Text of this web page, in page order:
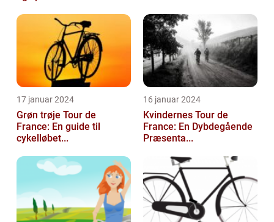
17 januar 2024
Grøn trøje Tour de
France: En guide til
cykelløbet...
16 januar 2024
Kvindernes Tour de
France: En Dybdegående
Præsenta...